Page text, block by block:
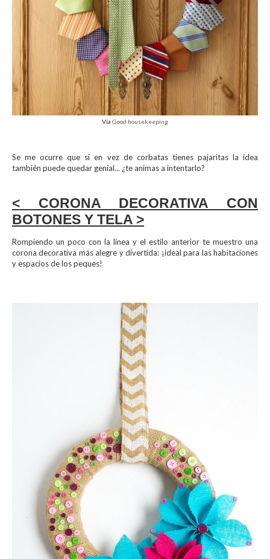
Vía Good housekeeping
Se me ocurre que si en vez de corbatas tienes pajaritas la idea
también puede quedar genial... ¿te animas a intentarlo?
< CORONA DECORATIVA CON
BOTONES Y TELA >
Rompiendo un poco con la línea y el estilo anterior te muestro una
corona decorativa más alegre y divertida: ¡ideal para las habitaciones
y espacios de los peques!